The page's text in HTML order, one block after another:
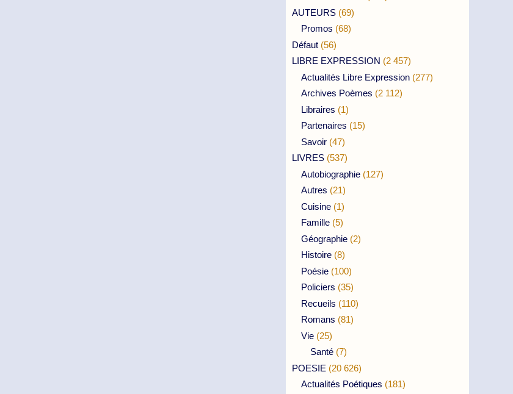
AUTEURS (69)
Promos (68)
Défaut (56)
LIBRE EXPRESSION (2 457)
Actualités Libre Expression (277)
Archives Poèmes (2 112)
Libraires (1)
Partenaires (15)
Savoir (47)
LIVRES (537)
Autobiographie (127)
Autres (21)
Cuisine (1)
Famille (5)
Géographie (2)
Histoire (8)
Poésie (100)
Policiers (35)
Recueils (110)
Romans (81)
Vie (25)
Santé (7)
POESIE (20 626)
Actualités Poétiques (181)